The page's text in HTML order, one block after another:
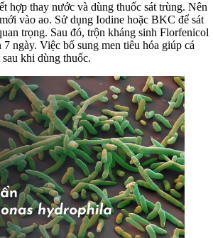
hợp thay nước và dùng thuốc sát trùng. Nên
vào ao. Sử dụng Iodine hoặc BKC để sát
trọng. Sau đó, trộn kháng sinh Florfenicol
ngày. Việc bổ sung men tiêu hóa giúp cá
khi dùng thuốc.